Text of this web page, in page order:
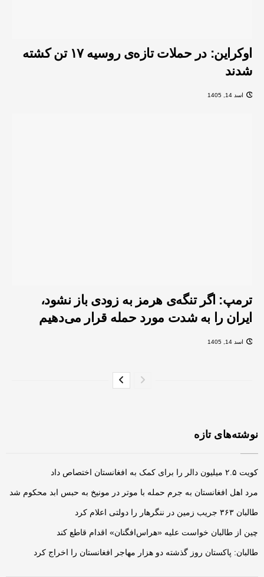
اوکراین: در حملات تازه‌ی روسیه ۱۷ تن کشته
شدند
اسد 14, 1405
ترمپ: اگر تنگه‌ی هرمز به زودی باز نشود،
ایران را به شدت مورد حمله قرار می‌دهیم
اسد 14, 1405
نوشته‌های تازه
کویت ۲.۵ میلیون دالر را برای کمک به افغانستان اختصاص داد
مرد اهل افغانستان به جرم حمله‌ با موتر در مونیخ به حبس ابد محکوم شد
طالبان ۳۶۳ جریب زمین در ننگرهار را دولتی اعلام کرد
چین از طالبان خواست علیه «هراس‌افگنان» اقدام قاطع کند
طالبان: پاکستان روز گذشته دو هزار مهاجر افغانستان را اخراج کرد